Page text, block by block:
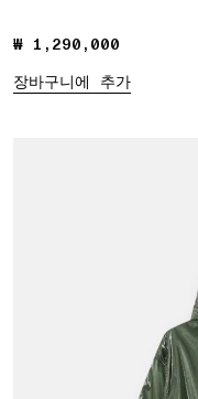
₩ 1,290,000
₩ 1,290,000
장바구니에 추가